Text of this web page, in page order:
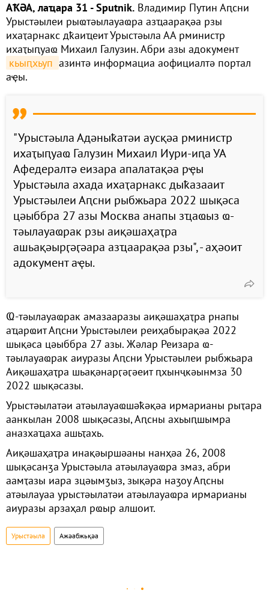
АҞӘА, лаҵара 31 - Sputnik. Владимир Путин Аԥсни
Урыстәылеи рыҩтәылауаҩра азҵаарақәа рзы
ихаҭарнакс дҟаиҵеит Урыстәыла АА рминистр
ихаҭыԥуаҩ Михаил Галузин. Абри азы адокумент
кьыԥхьуп азинтә информациа аофициалтә портал
аҿы.
"Урыстәыла Адәныҟатәи аусқәа рминистр
ихаҭыԥуаҩ Галузин Михаил Иури-иԥа УА
Афедералтә еизара апалатақәа рҿы
Урыстәыла ахада ихаҭарнакс дыҟазааит
Урыстәылеи Аԥсни рыбжьара 2022 шықәса
цәыббра 27 азы Москва анапы зҵаҩыз ҩ-
тәылауаҩрак рзы аиқәшаҳаҭра
ашьақәырӷәӷәара азҵаарақәа рзы", - аҳәоит
адокумент аҿы.
Ҩ-тәылауаҩрак амазааразы аиқәшаҳаҭра рнапы
аҵарҩит Аԥсни Урыстәылеи реиҳабырақәа 2022
шықәса цәыббра 27 азы. Жәлар Реизара ҩ-
тәылауаҩрак аиуразы Аԥсни Урыстәылеи рыбжьара
Аиқәшаҳаҭра шьақәнарӷәӷәеит ԥхынҷкәынмза 30
2022 шықәсазы.
Урыстәылатәи атәылауаҩшәҟәқәа ирмарианы рыҭара
аанкылан 2008 шықәсазы, Аԥсны ахьыԥшымра
аназхаҵаха ашьҭахь.
Аиқәшаҳаҭра инақәыршәаны нанҳәа 26, 2008
шықәсанӡа Урыстәыла атәылауаҩра змаз, абри
аамҭазы иара зцәымӡыз, зықәра наӡоу Аԥсны
атәылауаа урыстәылатәи атәылауаҩра ирмарианы
аиуразы арзаҳал рҩыр алшоит.
Урыстәыла Ажәабжьқәа